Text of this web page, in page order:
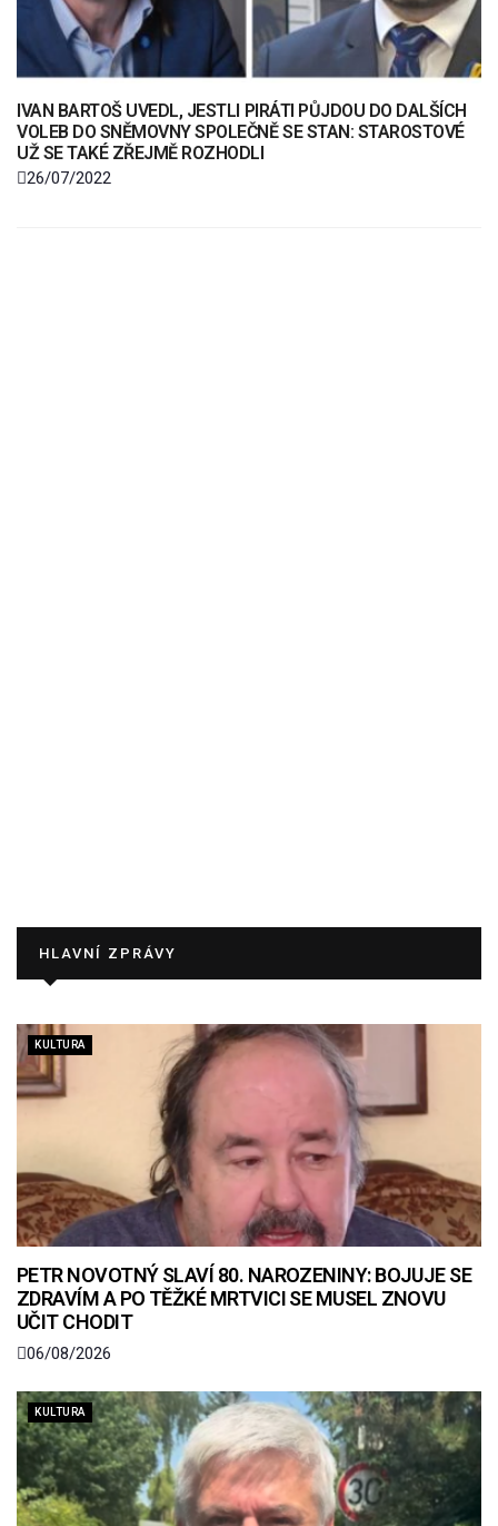
IVAN BARTOŠ UVEDL, JESTLI PIRÁTI PŮJDOU DO DALŠÍCH
VOLEB DO SNĚMOVNY SPOLEČNĚ SE STAN: STAROSTOVÉ
UŽ SE TAKÉ ZŘEJMĚ ROZHODLI
26/07/2022
HLAVNÍ ZPRÁVY
KULTURA
PETR NOVOTNÝ SLAVÍ 80. NAROZENINY: BOJUJE SE
ZDRAVÍM A PO TĚŽKÉ MRTVICI SE MUSEL ZNOVU
UČIT CHODIT
06/08/2026
KULTURA